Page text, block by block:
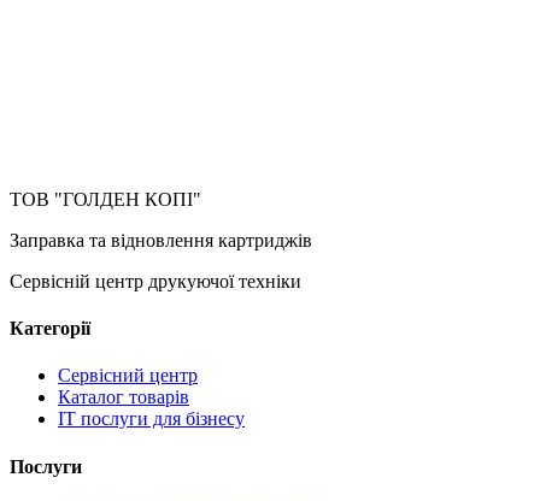
ТОВ "ГОЛДЕН КОПІ"
Заправка та відновлення картриджів
Сервісній центр друкуючої техніки
Категорії
Сервісний центр
Каталог товарів
IT послуги для бізнесу
Послуги